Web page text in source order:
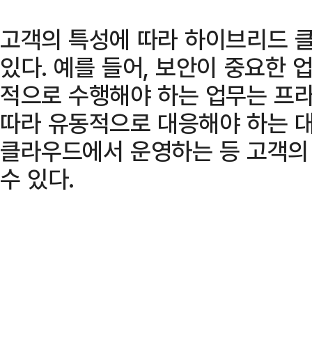
고객의 특성에 따라 하이브리드
있다. 예를 들어, 보안이 중요한
적으로 수행해야 하는 업무는 프
따라 유동적으로 대응해야 하는
클라우드에서 운영하는 등 고객
수 있다.